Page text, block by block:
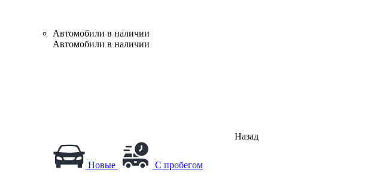
Автомобили в наличии
Автомобили в наличии
Назад
Новые С пробегом